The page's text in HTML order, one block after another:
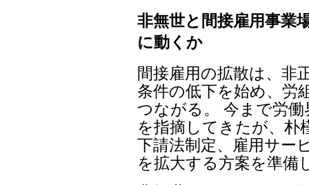
非無世と間接雇用事業
に動くか
間接雇用の拡散は、非
条件の低下を始め、労
つながる。 今まで労
を指摘してきたが、朴
下請法制定、雇用サー
を拡大する方案を準備